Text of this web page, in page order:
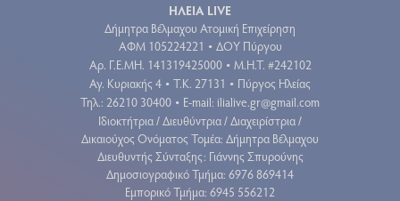
ΗΛΕΙΑ LIVE
Δήμητρα Βέλμαχου Ατομική Επιχείρηση
ΑΦΜ 105224221 • ΔΟΥ Πύργου
Aρ. Γ.Ε.ΜΗ. 141319425000 • Μ.Η.Τ. #242102
Αγ. Κυριακής 4 • Τ.Κ. 27131 • Πύργος Ηλείας
Τηλ.: 26210 30400 • E-mail: ilialive.gr@gmail.com
Ιδιοκτήτρια / Διευθύντρια / Διαχειρίστρια /
Δικαιούχος Ονόματος Τομέα: Δήμητρα Βέλμαχου
Διευθυντής Σύνταξης: Γιάννης Σπυρούνης
Δημοσιογραφικό Τμήμα: 6976 869414
Εμπορικό Τμήμα: 6945 556212